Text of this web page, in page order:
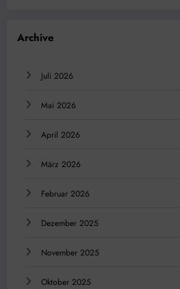
Archive
Juli 2026
Mai 2026
April 2026
März 2026
Februar 2026
Dezember 2025
November 2025
Oktober 2025